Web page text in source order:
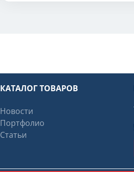
КАТАЛОГ ТОВАРОВ
Новости
Портфолио
Статьи